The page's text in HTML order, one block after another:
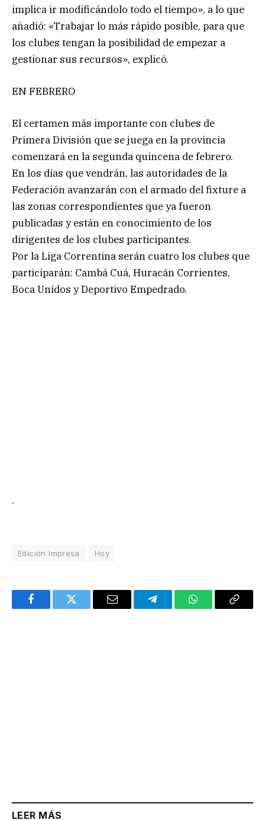
implica ir modificándolo todo el tiempo», a lo que
añadió: «Trabajar lo más rápido posible, para que
los clubes tengan la posibilidad de empezar a
gestionar sus recursos», explicó.
EN FEBRERO
El certamen más importante con clubes de
Primera División que se juega en la provincia
comenzará en la segunda quincena de febrero.
En los días que vendrán, las autoridades de la
Federación avanzarán con el armado del fixture a
las zonas correspondientes que ya fueron
publicadas y están en conocimiento de los
dirigentes de los clubes participantes.
Por la Liga Correntina serán cuatro los clubes que
participarán: Cambá Cuá, Huracán Corrientes,
Boca Unidos y Deportivo Empedrado.
.
Edición Impresa Hoy
FacebookTwitter Email TelegramWhatsAppCopy
LEER MÁS